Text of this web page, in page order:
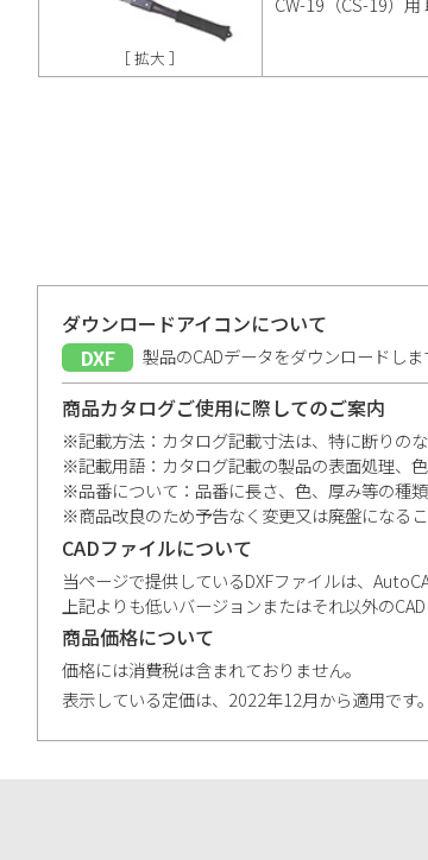
［ 拡大 ］
ダウンロードアイコンについて
DXF
製品のCADデータをダウンロードしま
商品カタログご使用に際してのご案内
※記載方法：カタログ記載寸法は、特に断りの
※記載用語：カタログ記載の製品の表面処理、
※品番について：品番に長さ、色、厚み等の種
※商品改良のため予告なく変更又は廃盤になる
CADファイルについて
当ページで提供しているDXFファイルは、
上記よりも低いバージョンまたはそれ以外の
商品価格について
価格には消費税は含まれておりません。
表示している定価は、2022年12月から適用です。